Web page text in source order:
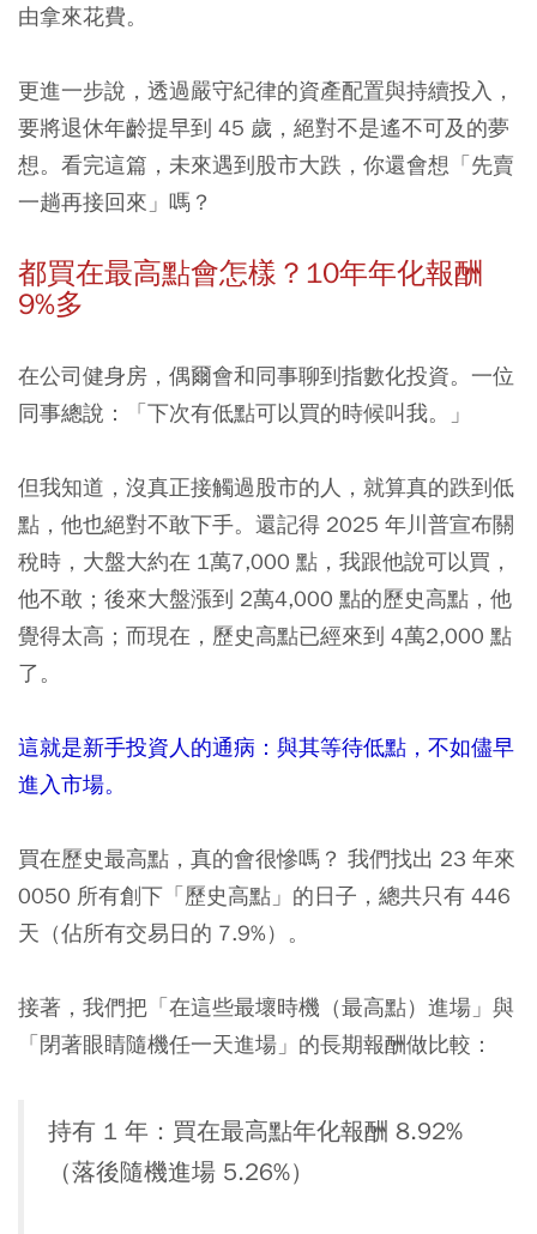
由拿來花費。
更進一步說，透過嚴守紀律的資產配置與持續投入，
要將退休年齡提早到 45 歲，絕對不是遙不可及的夢
想。看完這篇，未來遇到股市大跌，你還會想「先賣
一趟再接回來」嗎？
都買在最高點會怎樣？10年年化報酬
9%多
在公司健身房，偶爾會和同事聊到指數化投資。一位
同事總說：「下次有低點可以買的時候叫我。」
但我知道，沒真正接觸過股市的人，就算真的跌到低
點，他也絕對不敢下手。還記得 2025 年川普宣布關
稅時，大盤大約在 1萬7,000 點，我跟他說可以買，
他不敢；後來大盤漲到 2萬4,000 點的歷史高點，他
覺得太高；而現在，歷史高點已經來到 4萬2,000 點
了。
這就是新手投資人的通病：與其等待低點，不如儘早
進入市場。
買在歷史最高點，真的會很慘嗎？ 我們找出 23 年來
0050 所有創下「歷史高點」的日子，總共只有 446
天（佔所有交易日的 7.9%）。
接著，我們把「在這些最壞時機（最高點）進場」與
「閉著眼睛隨機任一天進場」的長期報酬做比較：
持有 1 年：買在最高點年化報酬 8.92%
（落後隨機進場 5.26%）